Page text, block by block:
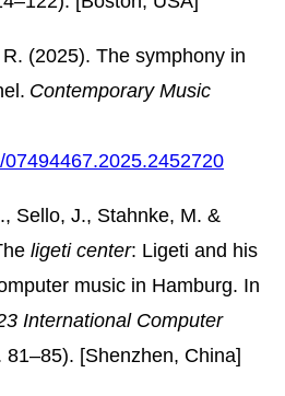
(2025). The symphony in
Contemporary Music
Sello, J., Stahnke, M. &
ligeti center: Ligeti and his
music in Hamburg. In
International Computer
81–85). [Shenzhen, China]